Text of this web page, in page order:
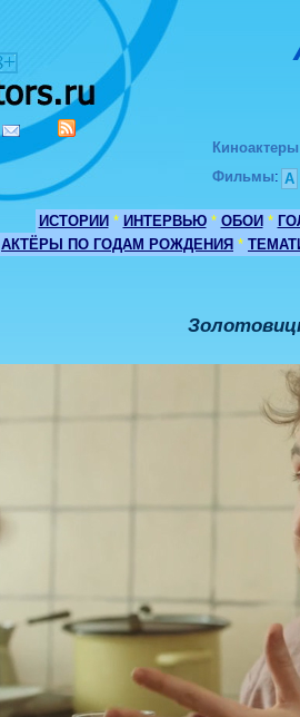
Киноактеры
Фильмы: А
ИСТОРИИ * ИНТЕРВЬЮ * ОБОИ *
АКТЁРЫ ПО ГОДАМ РОЖДЕНИЯ *